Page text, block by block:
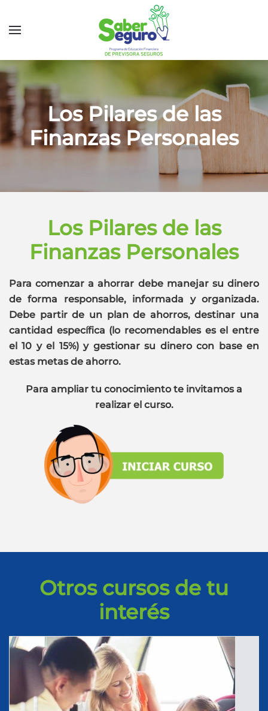
Los Pilares de las
Finanzas Personales
Los Pilares de las
Finanzas Personales
Para comenzar a ahorrar debe manejar su dinero
de forma responsable, informada y organizada.
Debe partir de un plan de ahorros, destinar una
cantidad específica (lo recomendables es el entre
el 10 y el 15%) y gestionar su dinero con base en
estas metas de ahorro.
Para ampliar tu conocimiento te invitamos a
realizar el curso.
Otros cursos de tu
interés